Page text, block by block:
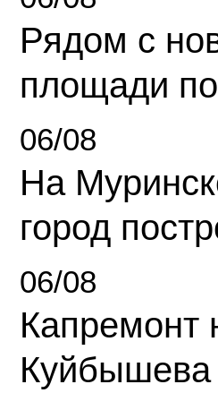
Рядом с
площади
06/08
На
город
06/08
Капремонт
Куйбышева